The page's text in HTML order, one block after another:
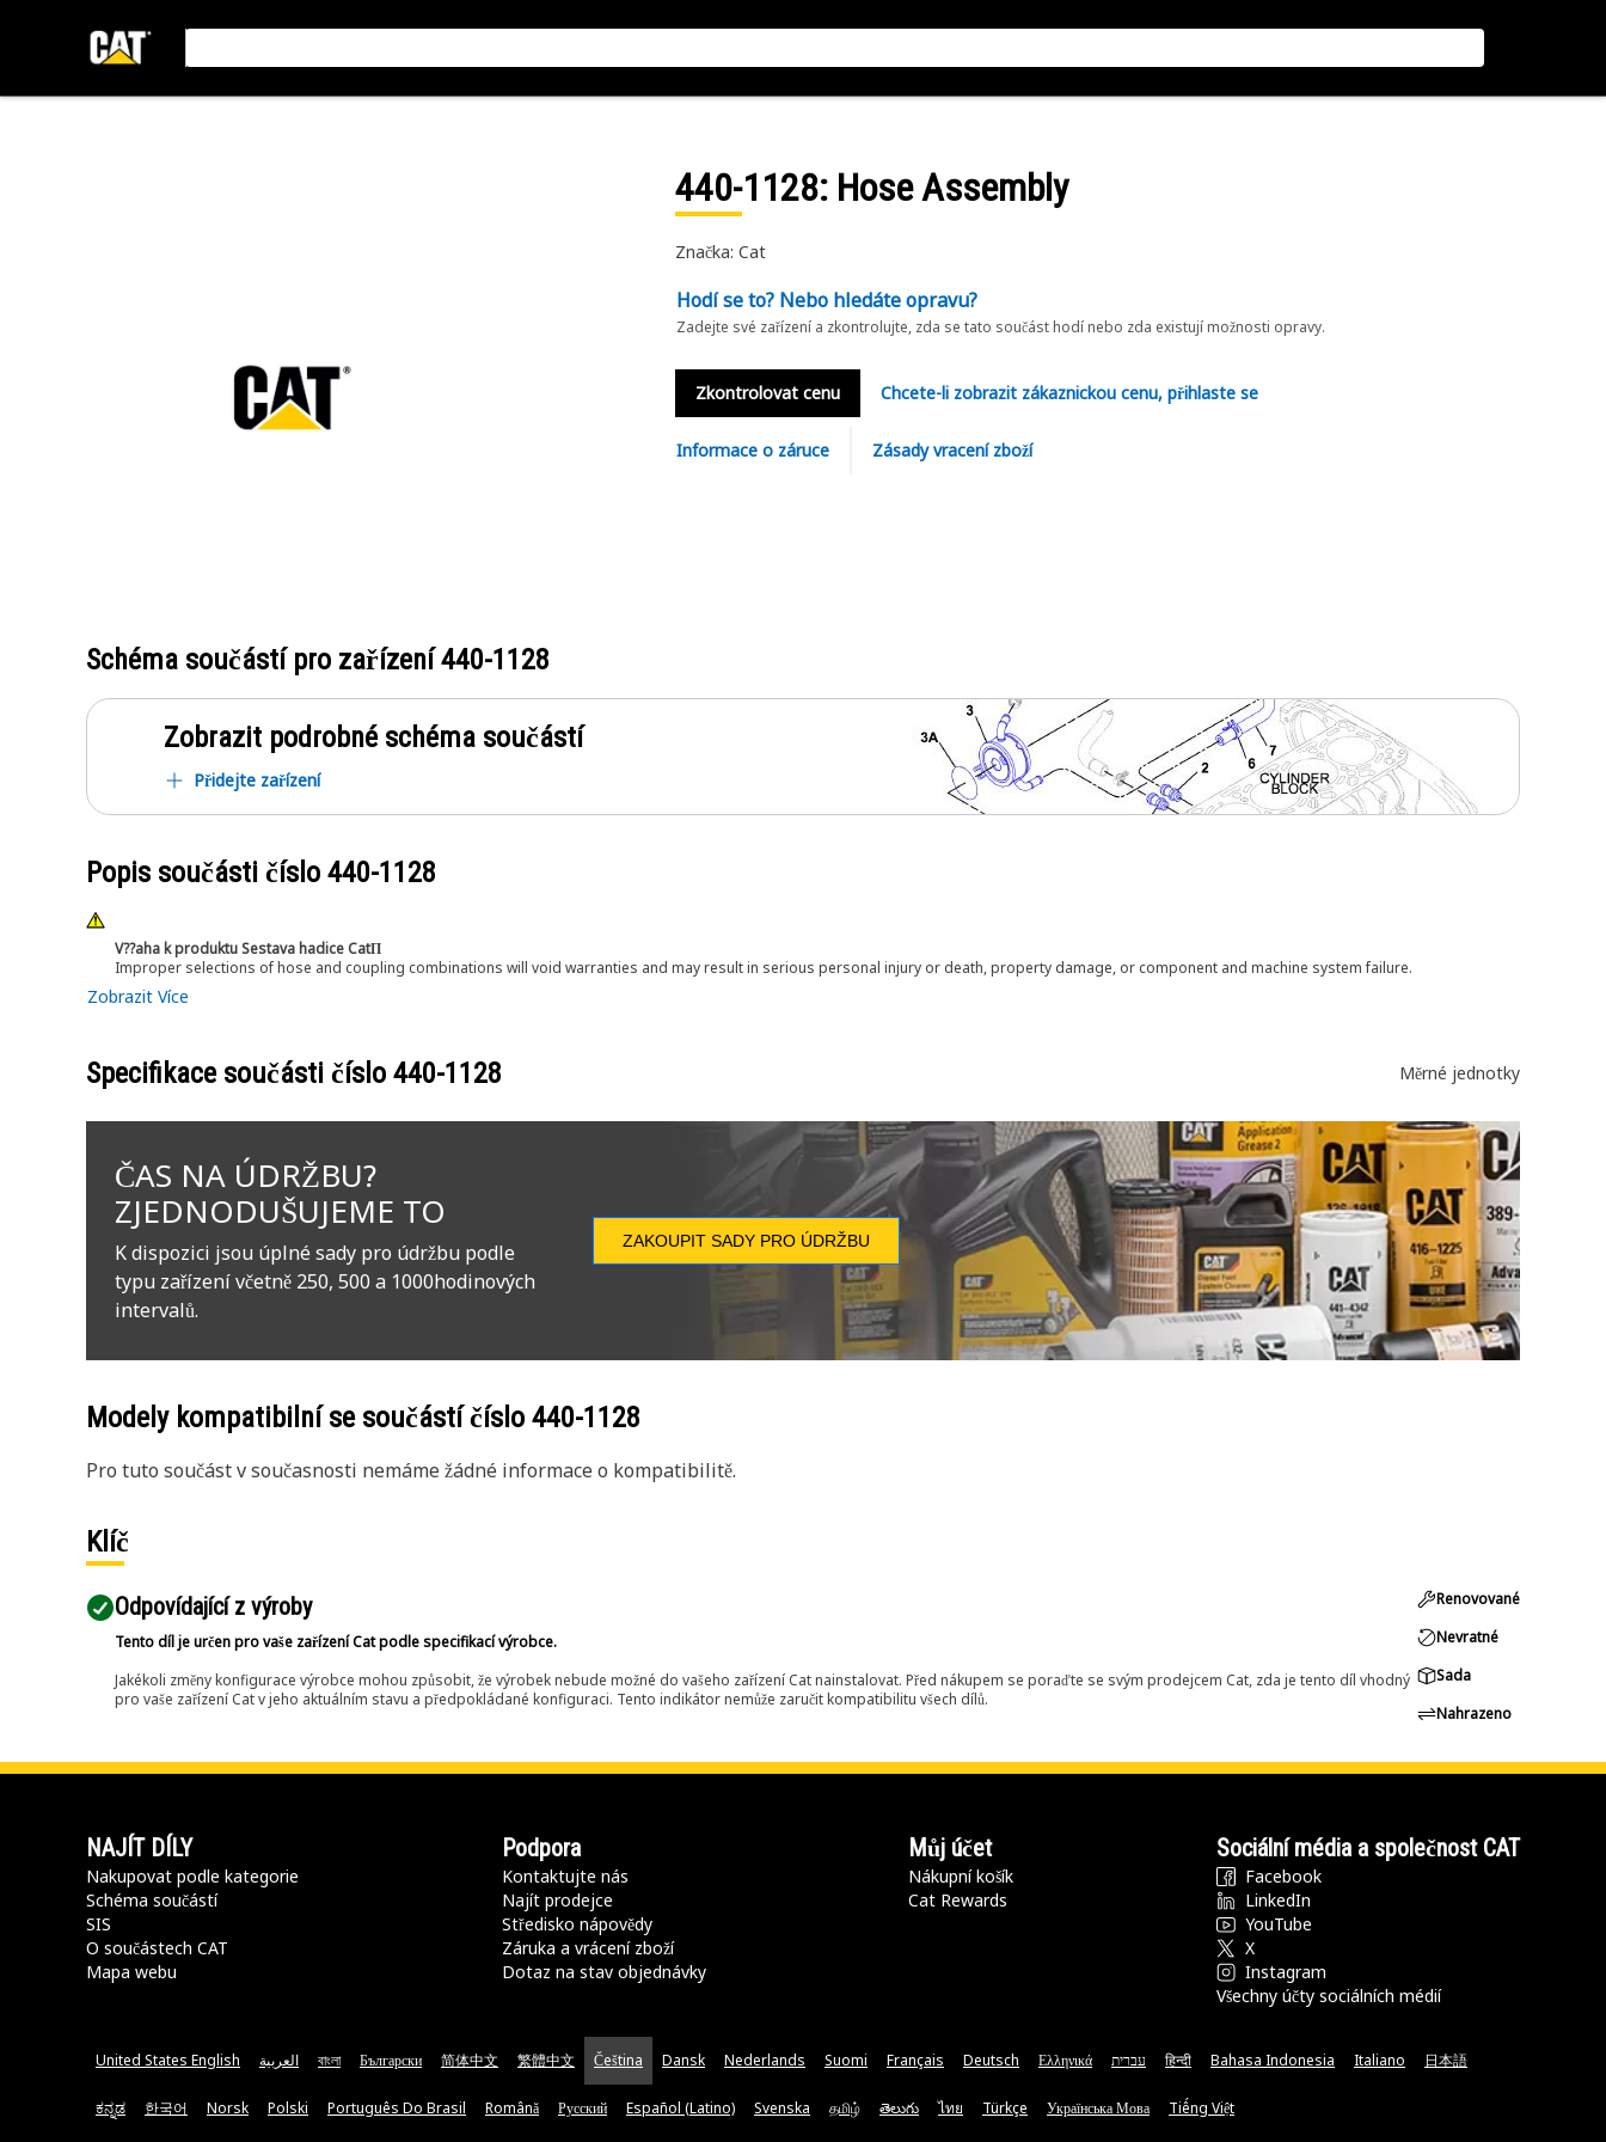
440-1128: Hose Assembly
Značka: Cat
Hodí se to? Nebo hledáte opravu?
Zadejte své zařízení a zkontrolujte, zda se tato součást hodí nebo zda existují možnosti opravy.
Zkontrolovat cenu Chcete-li zobrazit zákaznickou cenu, přihlaste se
Informace o záruce Zásady vracení zboží
Schéma součástí pro zařízení440-1128
Zobrazit podrobné schéma součástí
Přidejte zařízení
Popis součásti číslo 440-1128
V??aha k produktu Sestava hadice CatΠ
Improper selections of hose and coupling combinations will void warranties and may result in serious personal injury or death, property damage, or component and machine system failure.
Zobrazit Více
Specifikace součásti číslo 440-1128 Měrné jednotky
ČAS NA ÚDRŽBU?
ZJEDNODUŠUJEME TO
K dispozici jsou úplné sady pro údržbu podle
typu zařízení včetně 250, 500 a 1000hodinových
intervalů.
ZAKOUPIT SADY PRO ÚDRŽBU
Modely kompatibilní se součástí číslo 440-1128
Pro tuto součást v současnosti nemáme žádné informace o kompatibilitě.
Klíč
Odpovídající z výroby
Tento díl je určen pro vaše zařízení Cat podle specifikací výrobce.
Jakékoli změny konfigurace výrobce mohou způsobit, že výrobek nebude možné do vašeho zařízení Cat nainstalovat. Před nákupem se poraďte se svým prodejcem Cat, zda je tento díl vhodný
pro vaše zařízení Cat v jeho aktuálním stavu a předpokládané konfiguraci. Tento indikátor nemůže zaručit kompatibilitu všech dílů.
Renovované
Nevratné
Sada
Nahrazeno
NAJÍT DÍLY
Nakupovat podle kategorie
Schéma součástí
SIS
O součástech CAT
Mapa webu
Podpora
Kontaktujte nás
Najít prodejce
Středisko nápovědy
Záruka a vrácení zboží
Dotaz na stav objednávky
Můj účet
Nákupní košík
Cat Rewards
Sociální média a společnost CAT
Facebook
LinkedIn
YouTube
X
Instagram
Všechny účty sociálních médií
United States English العربية বাংলা Български 简体中文 繁體中文 Čeština Dansk Nederlands Suomi Français Deutsch Ελληνικά עברית हिन्दी Bahasa Indonesia Italiano 日本語
ಕನ್ನಡ 한국어 Norsk Polski Português Do Brasil Română Русский Español (Latino) Svenska தமிழ் తెలుగు ไทย Türkçe Українська Мова Tiếng Việt